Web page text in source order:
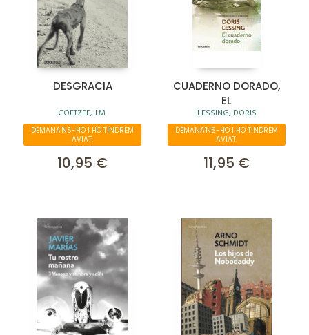
DESGRACIA
COETZEE, J.M.
DEMANA'NS-HO I HO TINDREM
AVIAT.
10,95 €
CUADERNO DORADO,
EL
LESSING, DORIS
DEMANA'NS-HO I HO TINDREM
AVIAT.
11,95 €